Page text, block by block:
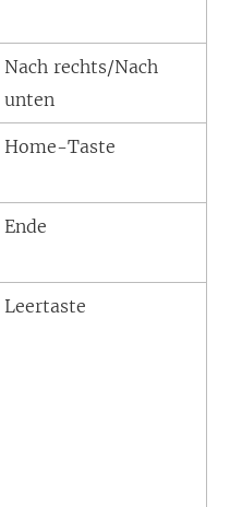
Nach rechts/Nach
unten
Home-Taste
Ende
Leertaste